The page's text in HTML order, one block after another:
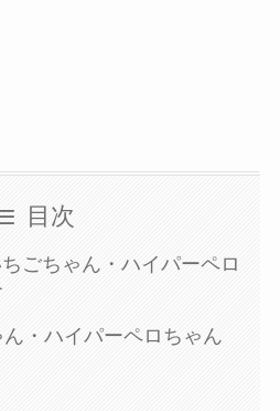
目次
ちごちゃん・ハイパーペロ
・ハイパーペロちゃん